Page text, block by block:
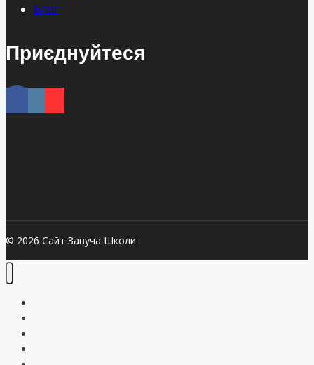
Блог
Приєднуйтеся
© 2026 Сайт Завуча Школи